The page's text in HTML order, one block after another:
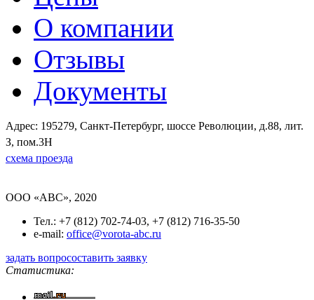
О компании
Отзывы
Документы
Адрес: 195279, Санкт-Петербург, шоссе Революции, д.88, лит.
З, пом.3Н
схема проезда
OOO «ABC», 2020
Тел.: +7 (812) 702-74-03, +7 (812) 716-35-50
e-mail: office@vorota-abc.ru
задать вопросоставить заявку
Статистика: